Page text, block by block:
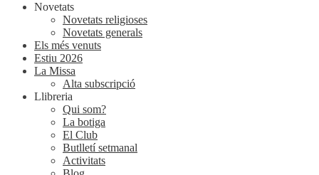
Novetats
Novetats religioses
Novetats generals
Els més venuts
Estiu 2026
La Missa
Alta subscripció
Llibreria
Qui som?
La botiga
El Club
Butlletí setmanal
Activitats